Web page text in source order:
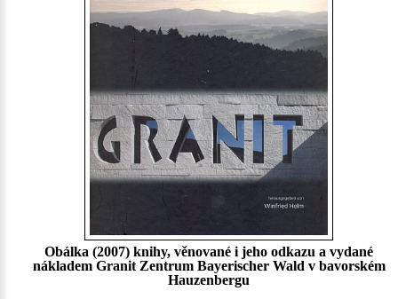
Obálka (2007) knihy, věnované i jeho odkazu a vydané
nákladem Granit Zentrum Bayerischer Wald v bavorském
Hauzenbergu